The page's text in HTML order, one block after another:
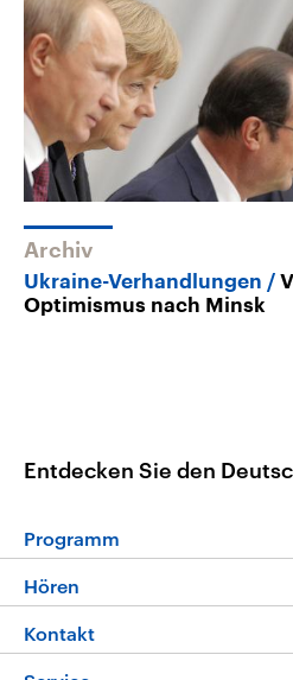
Archiv
Ukraine-Verhandlungen
Optimismus nach Minsk
Entdecken Sie den
Programm
Programm
Die Nachrichten
Hören
Livestream
Kontakt
Hörerservice